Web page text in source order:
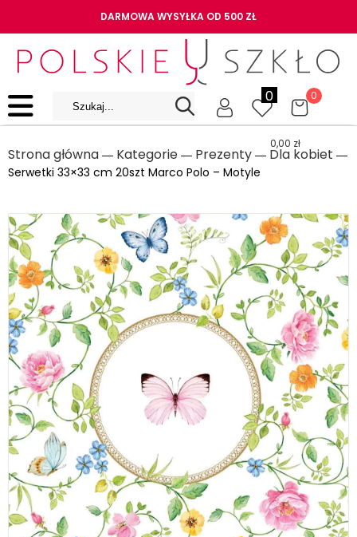
DARMOWA WYSYŁKA OD 500 ZŁ
0 0
0,00 zł
Strona główna ― Kategorie ― Prezenty ― Dla kobiet ―
Serwetki 33×33 cm 20szt Marco Polo – Motyle